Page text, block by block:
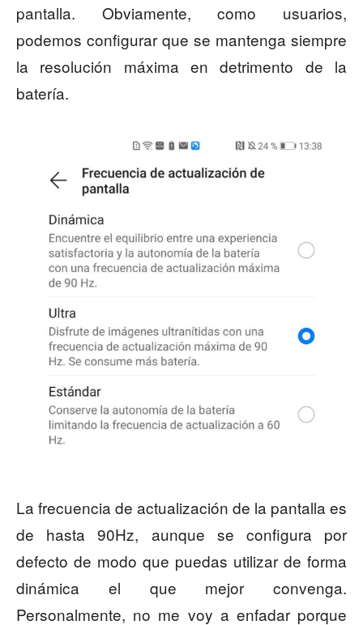
pantalla. Obviamente, como usuarios,
podemos configurar que se mantenga siempre
la resolución máxima en detrimento de la
batería.
La frecuencia de actualización de la pantalla es
de hasta 90Hz, aunque se configura por
defecto de modo que puedas utilizar de forma
dinámica el que mejor convenga.
Personalmente, no me voy a enfadar porque